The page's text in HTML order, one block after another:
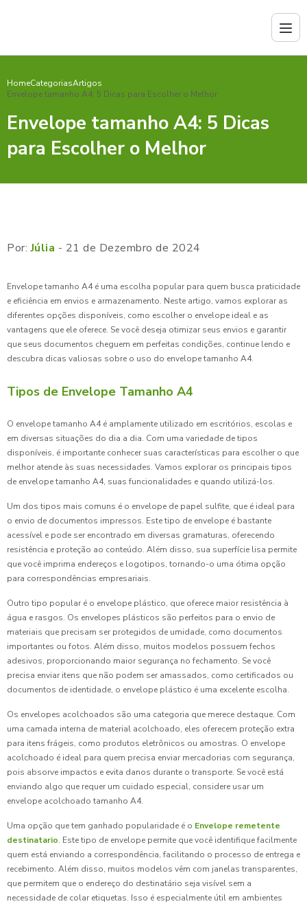
HomeCategoriasArtigos
Envelope tamanho A4: 5 Dicas para Escolher o Melhor
Envelope tamanho A4: 5 Dicas
para Escolher o Melhor
Por:Júlia - 21 de Dezembro de 2024
Envelope tamanho A4 é uma escolha popular para quem busca praticidade
e eficiência em envios e armazenamento. Neste artigo, vamos explorar as
diferentes opções disponíveis, como escolher o envelope ideal e as
vantagens que ele oferece. Se você deseja otimizar seus envios e garantir
que seus documentos cheguem em perfeitas condições, continue lendo e
descubra dicas valiosas sobre o uso do envelope tamanho A4.
Tipos de Envelope Tamanho A4
O envelope tamanho A4 é amplamente utilizado em escritórios, escolas e
em diversas situações do dia a dia. Com uma variedade de tipos
disponíveis, é importante conhecer suas características para escolher o que
melhor atende às suas necessidades. Vamos explorar os principais tipos
de envelope tamanho A4, suas funcionalidades e quando utilizá-los.
Um dos tipos mais comuns é o envelope de papel sulfite, que é ideal para
o envio de documentos impressos. Este tipo de envelope é bastante
acessível e pode ser encontrado em diversas gramaturas, oferecendo
resistência e proteção ao conteúdo. Além disso, sua superfície lisa permite
que você imprima endereços e logotipos, tornando-o uma ótima opção
para correspondências empresariais.
Outro tipo popular é o envelope plástico, que oferece maior resistência à
água e rasgos. Os envelopes plásticos são perfeitos para o envio de
materiais que precisam ser protegidos de umidade, como documentos
importantes ou fotos. Além disso, muitos modelos possuem fechos
adesivos, proporcionando maior segurança no fechamento. Se você
precisa enviar itens que não podem ser amassados, como certificados ou
documentos de identidade, o envelope plástico é uma excelente escolha.
Os envelopes acolchoados são uma categoria que merece destaque. Com
uma camada interna de material acolchoado, eles oferecem proteção extra
para itens frágeis, como produtos eletrônicos ou amostras. O envelope
acolchoado é ideal para quem precisa enviar mercadorias com segurança,
pois absorve impactos e evita danos durante o transporte. Se você está
enviando algo que requer um cuidado especial, considere usar um
envelope acolchoado tamanho A4.
Uma opção que tem ganhado popularidade é o Envelope remetente
destinatario. Este tipo de envelope permite que você identifique facilmente
quem está enviando a correspondência, facilitando o processo de entrega e
recebimento. Além disso, muitos modelos vêm com janelas transparentes,
que permitem que o endereço do destinatário seja visível sem a
necessidade de colar etiquetas. Isso é especialmente útil em ambientes